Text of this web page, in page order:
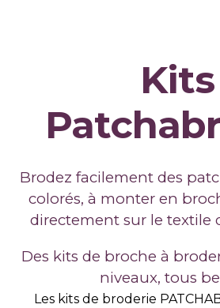
Kits
Brodez facilement des
colorés, à monter en
directement sur le textile
Des kits de broche à
niveaux, tous
Les kits de broderie